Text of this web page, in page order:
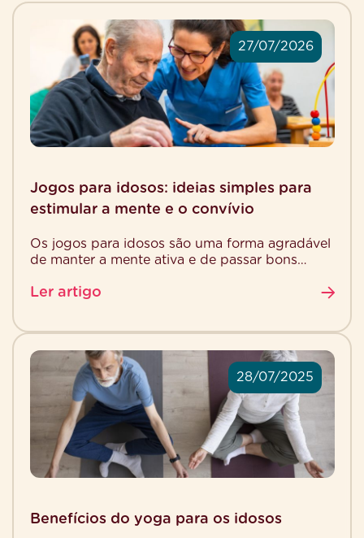
27/07/2026
Jogos para idosos: ideias simples para
estimular a mente e o convívio
Os jogos para idosos são uma forma agradável
de manter a mente ativa e de passar bons
Ler artigo
28/07/2025
Benefícios do yoga para os idosos